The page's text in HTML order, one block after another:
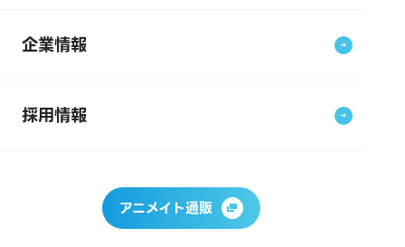
企業情報
採用情報
アニメイト通販